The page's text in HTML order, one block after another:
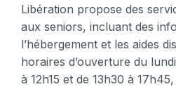
Libération propose des
aux seniors, incluant des
l’hébergement et les aides
horaires d’ouverture du
à 12h15 et de 13h30 à